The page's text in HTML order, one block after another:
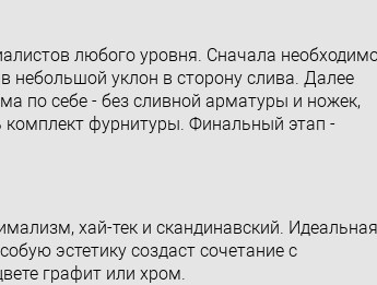
любого уровня. Сначала
небольшой уклон в сторону слива. Далее
по себе - без сливной арматуры и ножек,
комплект фурнитуры. Финальный этап -
хай-тек и скандинавский. Идеальная
эстетику создаст сочетание с
графит или хром.